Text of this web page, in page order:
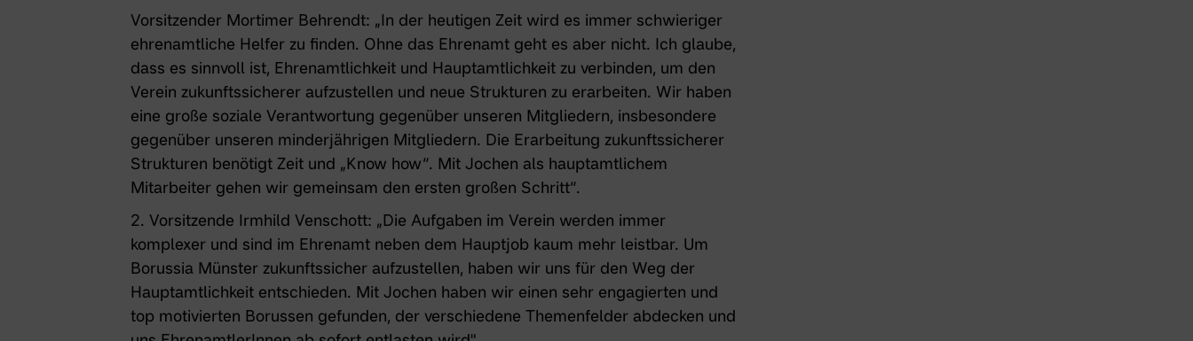
Vorsitzender Mortimer Behrendt: „In der heutigen Zeit wird es immer schwieriger
ehrenamtliche Helfer zu finden. Ohne das Ehrenamt geht es aber nicht. Ich glaube,
dass es sinnvoll ist, Ehrenamtlichkeit und Hauptamtlichkeit zu verbinden, um den
Verein zukunftssicherer aufzustellen und neue Strukturen zu erarbeiten. Wir haben
eine große soziale Verantwortung gegenüber unseren Mitgliedern, insbesondere
gegenüber unseren minderjährigen Mitgliedern. Die Erarbeitung zukunftssicherer
Strukturen benötigt Zeit und „Know how“. Mit Jochen als hauptamtlichem
Mitarbeiter gehen wir gemeinsam den ersten großen Schritt“.
2. Vorsitzende Irmhild Venschott: „Die Aufgaben im Verein werden immer
komplexer und sind im Ehrenamt neben dem Hauptjob kaum mehr leistbar. Um
Borussia Münster zukunftssicher aufzustellen, haben wir uns für den Weg der
Hauptamtlichkeit entschieden. Mit Jochen haben wir einen sehr engagierten und
top motivierten Borussen gefunden, der verschiedene Themenfelder abdecken und